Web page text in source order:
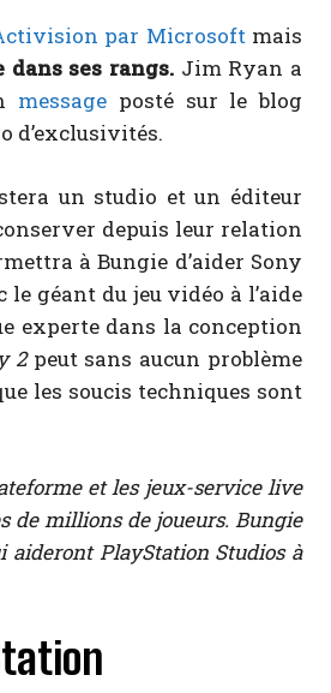
par Microsoft mais
ses rangs. Jim Ryan a
message posté sur le blog
d’exclusivités.
un studio et un éditeur
depuis leur relation
à Bungie d’aider Sony
géant du jeu vidéo à l’aide
experte dans la conception
2peut sans aucun problème
les soucis techniques sont
et les jeux-service live
de millions de joueurs. Bungie
PlayStation Studios à